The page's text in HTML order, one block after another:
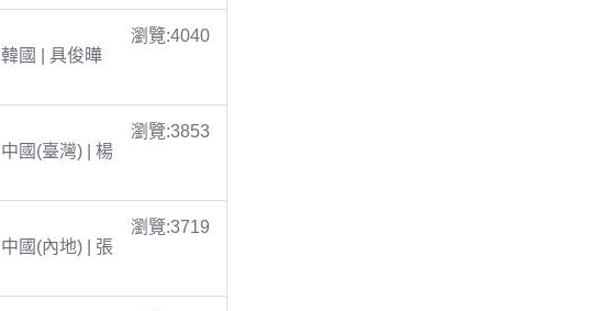
瀏覽:4040
韓國 | 具俊曄
瀏覽:3853
中國(臺灣) | 楊
瀏覽:3719
中國(內地) | 張